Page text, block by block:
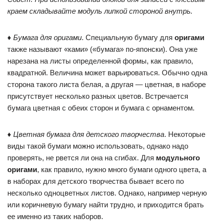
краем складывайте модуль липкой стороной внутрь.
♦ Бумага для оригами. Специальную бумагу для оригами
также называют «ками» («бумага» по-японски). Она уже
нарезана на листы определенной формы, как правило,
квадратной. Величина может варьироваться. Обычно одна
сторона такого листа белая, а другая — цветная, в наборе
присутствует несколько разных цветов. Встречается
бумага цветная с обеих сторон и бумага с орнаментом.
♦ Цветная бумага для детского творчества. Некоторые
виды такой бумаги можно использовать, однако надо
проверять, не рвется ли она на сгибах. Для модульного
оригами, как правило, нужно много бумаги одного цвета, а
в наборах для детского творчества бывает всего по
несколько одноцветных листов. Однако, например черную
или коричневую бумагу найти трудно, и приходится брать
ее именно из таких наборов.